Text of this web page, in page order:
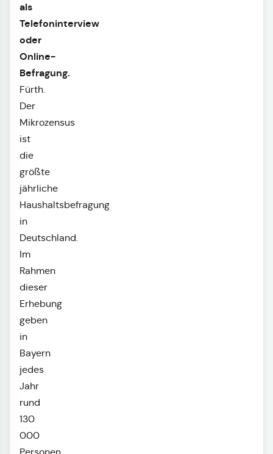
als
Telefoninterview
oder
Online-
Befragung.
Fürth.
Der
Mikrozensus
ist
die
größte
jährliche
Haushaltsbefragung
in
Deutschland.
Im
Rahmen
dieser
Erhebung
geben
in
Bayern
jedes
Jahr
rund
130
000